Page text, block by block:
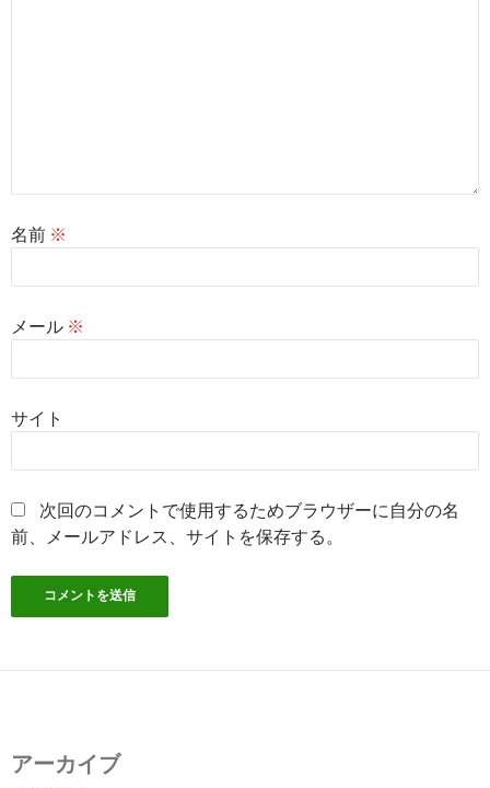
名前 ※
メール ※
サイト
次回のコメントで使用するためブラウザーに自分の名
前、メールアドレス、サイトを保存する。
アーカイブ